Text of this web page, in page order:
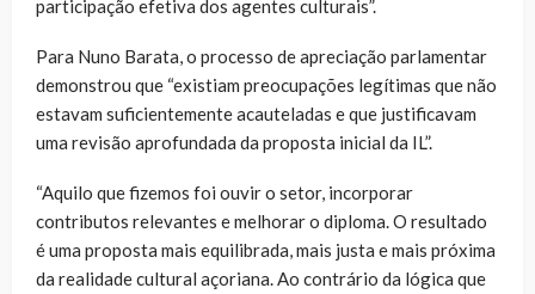
participação efetiva dos agentes culturais”.
Para Nuno Barata, o processo de apreciação parlamentar
demonstrou que “existiam preocupações legítimas que não
estavam suficientemente acauteladas e que justificavam
uma revisão aprofundada da proposta inicial da IL”.
“Aquilo que fizemos foi ouvir o setor, incorporar
contributos relevantes e melhorar o diploma. O resultado
é uma proposta mais equilibrada, mais justa e mais próxima
da realidade cultural açoriana. Ao contrário da lógica que